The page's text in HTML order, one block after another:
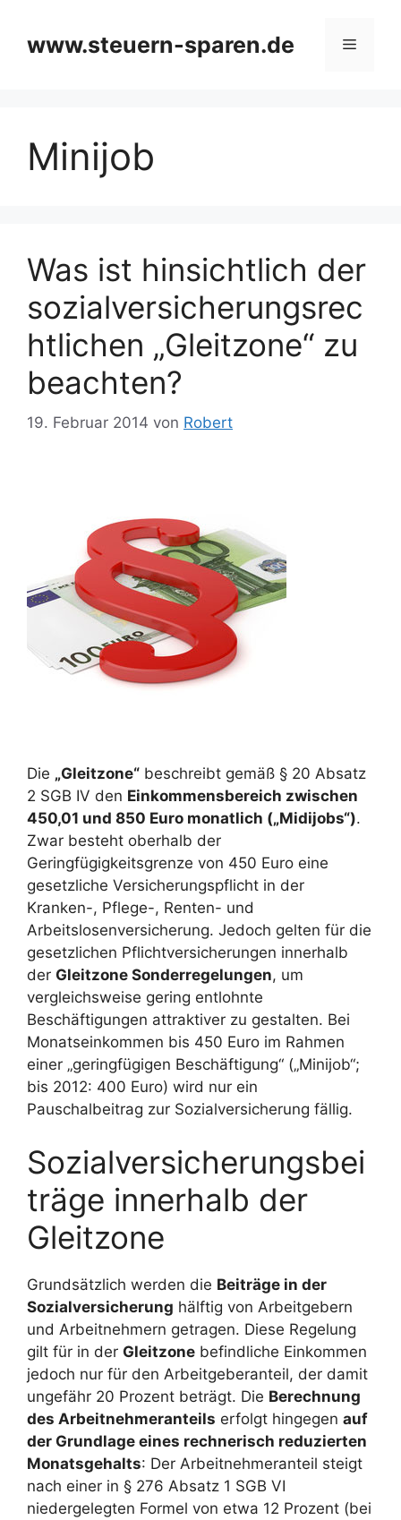
springen
www.steuern-sparen.de Menü
Minijob
Was ist hinsichtlich der
sozialversicherungsrec
htlichen „Gleitzone“ zu
beachten?
19. Februar 2014 von Robert
Die „Gleitzone“ beschreibt gemäß § 20 Absatz
2 SGB IV den Einkommensbereich zwischen
450,01 und 850 Euro monatlich („Midijobs“).
Zwar besteht oberhalb der
Geringfügigkeitsgrenze von 450 Euro eine
gesetzliche Versicherungspflicht in der
Kranken-, Pflege-, Renten- und
Arbeitslosenversicherung. Jedoch gelten für die
gesetzlichen Pflichtversicherungen innerhalb
der Gleitzone Sonderregelungen, um
vergleichsweise gering entlohnte
Beschäftigungen attraktiver zu gestalten. Bei
Monatseinkommen bis 450 Euro im Rahmen
einer „geringfügigen Beschäftigung“ („Minijob“;
bis 2012: 400 Euro) wird nur ein
Pauschalbeitrag zur Sozialversicherung fällig.
Sozialversicherungsbei
träge innerhalb der
Gleitzone
Grundsätzlich werden die Beiträge in der
Sozialversicherung hälftig von Arbeitgebern
und Arbeitnehmern getragen. Diese Regelung
gilt für in der Gleitzone befindliche Einkommen
jedoch nur für den Arbeitgeberanteil, der damit
ungefähr 20 Prozent beträgt. Die Berechnung
des Arbeitnehmeranteils erfolgt hingegen auf
der Grundlage eines rechnerisch reduzierten
Monatsgehalts: Der Arbeitnehmeranteil steigt
nach einer in § 276 Absatz 1 SGB VI
niedergelegten Formel von etwa 12 Prozent (bei